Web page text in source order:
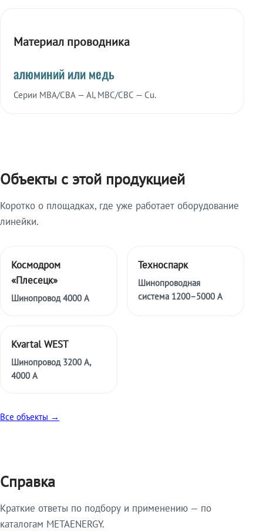
Материал проводника
алюминий или медь
Серии МВА/СВА — Al, МВС/СВС — Cu.
Объекты с этой продукцией
Коротко о площадках, где уже работает оборудование
линейки.
Космодром
«Плесецк»
Шинопровод 4000 А
Техноспарк
Шинопроводная
система 1200–5000 А
Kvartal WEST
Шинопровод 3200 А,
4000 А
Все объекты →
Справка
Краткие ответы по подбору и применению — по
каталогам METAENERGY.